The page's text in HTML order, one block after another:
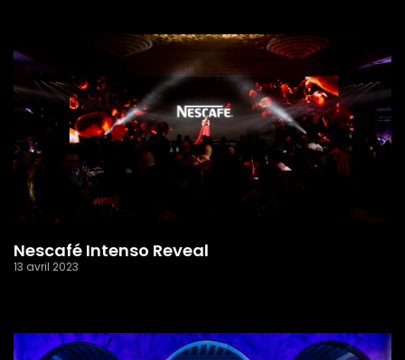
Nescafé Intenso Reveal
13 avril 2023